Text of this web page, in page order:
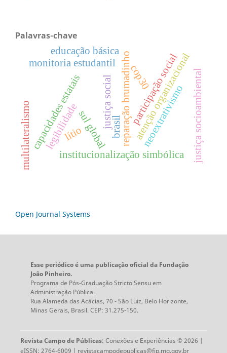
Palavras-chave
reparação brumadinho
institucionalização simbólica
legibilidade
capacidades estatais
monitoria estudantil
educação básica
atenção organizacional
justiça social
sul globalbrasil
lítio neoextrativismo
participação social
multilateralismo
cop30 justiça socioambiental
Open Journal Systems
Esse periódico é uma publicação oficial da Fundação
João Pinheiro.
Programa de Pós-Graduação Stricto Sensu em
Administração Pública.
Rua Alameda das Acácias, 70 - São Luiz, Belo Horizonte,
Minas Gerais, Brasil. CEP: 31.275-150.
Revista Campo de Públicas: Conexões e Experiências © 2026 |
eISSN: 2764-6009 | revistacampodepublicas@fjp.mg.gov.br